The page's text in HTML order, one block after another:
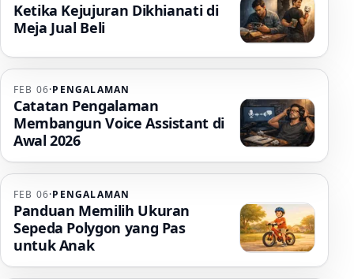
Ketika Kejujuran Dikhianati di
Meja Jual Beli
FEB 06·PENGALAMAN
Catatan Pengalaman
Membangun Voice Assistant di
Awal 2026
FEB 06·PENGALAMAN
Panduan Memilih Ukuran
Sepeda Polygon yang Pas
untuk Anak